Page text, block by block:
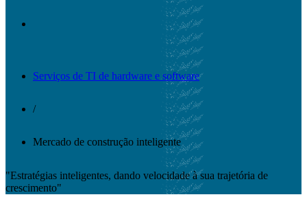
Serviços de TI de hardware e software
/
Mercado de construção inteligente
"Estratégias inteligentes, dando velocidade à sua trajetória de
crescimento"